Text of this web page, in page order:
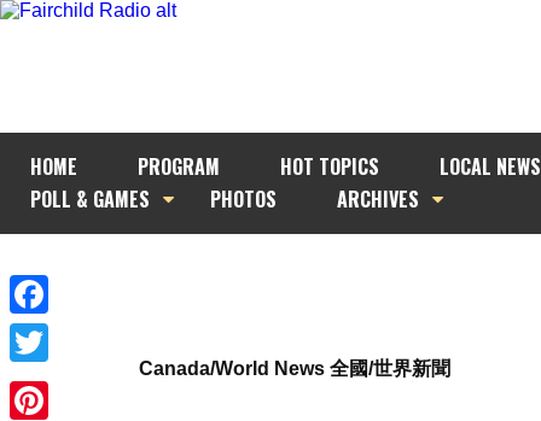
HOME PROGRAM HOT TOPICS
LOCAL NEWS
POLL & GAMES
PHOTOS ARCHIVES
Facebook
Twitter
Canada/World News 全國/世界新聞